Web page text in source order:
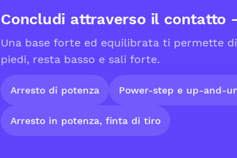
Concludi attraverso il contatto
Una base forte ed equilibrata ti permette
piedi, resta basso e sali forte.
Arresto di potenza Power-step e up-and-
Arresto in potenza, finta di tiro